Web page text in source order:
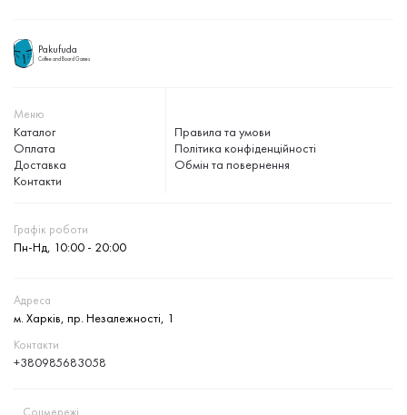
Pakufuda
Coffee and Board Games
Меню
Каталог
Оплата
Доставка
Контакти
Правила та умови
Політика конфіденційності
Обмін та повернення
Графік роботи
Пн-Нд, 10:00 - 20:00
Адреса
м. Харків, пр. Незалежності, 1
Контакти
+380985683058